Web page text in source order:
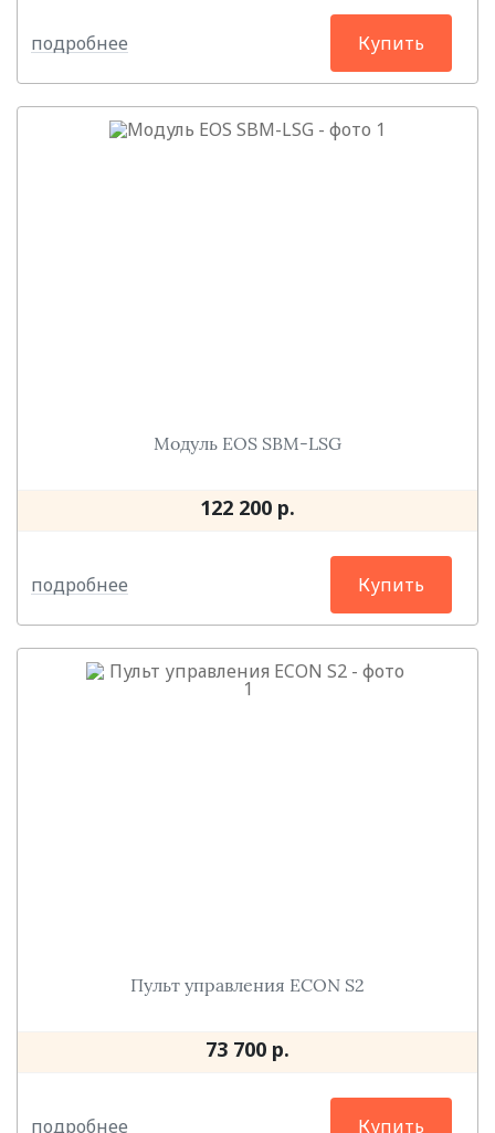
подробнее Купить
Модуль EOS SBM-LSG
122 200 р.
подробнее Купить
Пульт управления ECON S2
73 700 р.
подробнее Купить